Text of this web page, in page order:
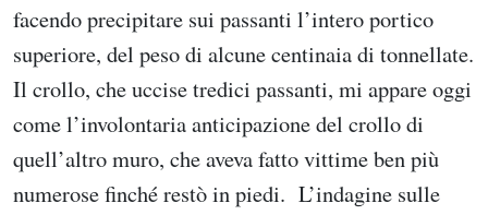
facendo precipitare sui passanti l’intero portico
superiore, del peso di alcune centinaia di tonnellate.
Il crollo, che uccise tredici passanti, mi appare oggi
come l’involontaria anticipazione del crollo di
quell’altro muro, che aveva fatto vittime ben più
numerose finché restò in piedi. L’indagine sulle